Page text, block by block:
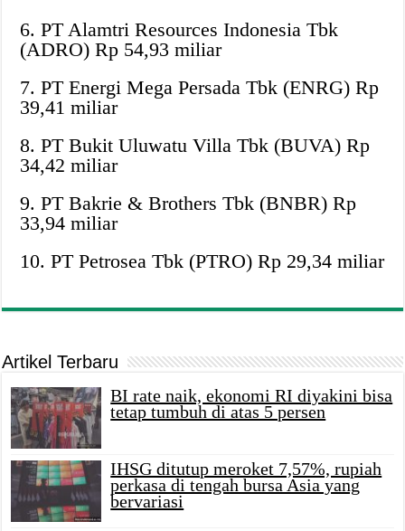
6. PT Alamtri Resources Indonesia Tbk
(ADRO) Rp 54,93 miliar
7. PT Energi Mega Persada Tbk (ENRG) Rp
39,41 miliar
8. PT Bukit Uluwatu Villa Tbk (BUVA) Rp
34,42 miliar
9. PT Bakrie & Brothers Tbk (BNBR) Rp
33,94 miliar
10. PT Petrosea Tbk (PTRO) Rp 29,34 miliar
Artikel Terbaru
BI rate naik, ekonomi RI diyakini bisa
tetap tumbuh di atas 5 persen
IHSG ditutup meroket 7,57%, rupiah
perkasa di tengah bursa Asia yang
bervariasi